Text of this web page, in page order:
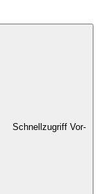
Schnellzugriff Vor-